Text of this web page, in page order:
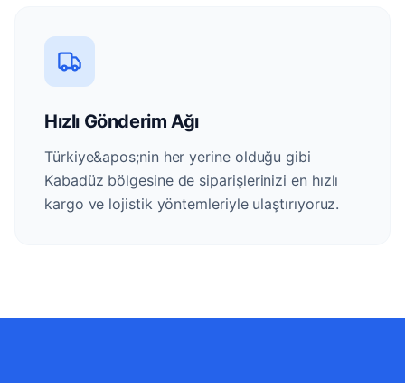
Hızlı Gönderim Ağı
Türkiye&apos;nin her yerine olduğu gibi
Kabadüz bölgesine de siparişlerinizi en hızlı
kargo ve lojistik yöntemleriyle ulaştırıyoruz.